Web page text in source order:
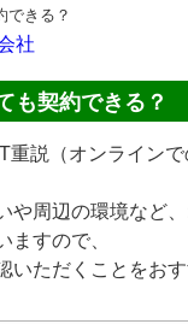
できる？
も契約できる？
重説（オンライン
や周辺の環境など
ますので、
いただくことをおす